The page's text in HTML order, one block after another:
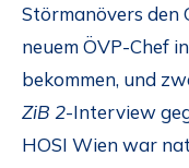
Störmanövers den
neuem ÖVP-Chef
bekommen, und
ZiB 2-Interview
HOSI Wien war